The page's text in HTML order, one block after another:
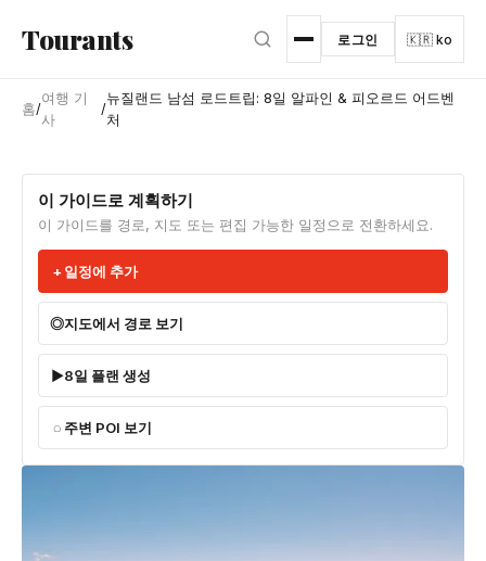
Tourants 로그인 🇰🇷 ko
홈/
여행 기
사
/
뉴질랜드 남섬 로드트립: 8일 알파인 & 피오르드 어드벤
처
이 가이드로 계획하기
이 가이드를 경로, 지도 또는 편집 가능한 일정으로 전환하세요.
일정에 추가
지도에서 경로 보기
8일 플랜 생성
주변 POI 보기